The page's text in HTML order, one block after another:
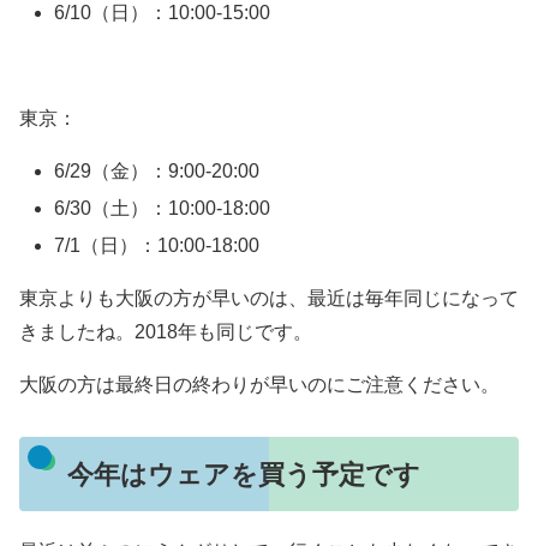
6/10（日）：10:00-15:00
東京：
6/29（金）：9:00-20:00
6/30（土）：10:00-18:00
7/1（日）：10:00-18:00
東京よりも大阪の方が早いのは、最近は毎年同じになって
きましたね。2018年も同じです。
大阪の方は最終日の終わりが早いのにご注意ください。
今年はウェアを買う予定です